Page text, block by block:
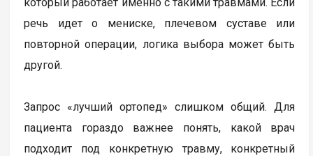
речь идет о мениске, плечевом суставе или
повторной операции, логика выбора может быть
другой.
Запрос «лучший ортопед» слишком общий. Для
пациента гораздо важнее понять, какой врач
подходит под конкретную травму, конкретный